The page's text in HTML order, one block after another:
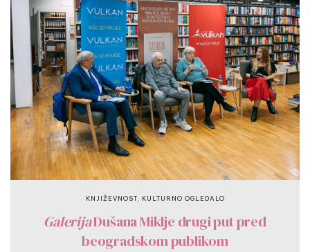
KNJIŽEVNOST, KULTURNO OGLEDALO
GalerijaDušana Miklje drugi put pred
beogradskom publikom